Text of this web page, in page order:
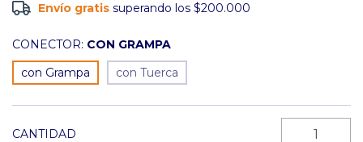
Envío gratis superando los$200.000
CONECTOR: CON GRAMPA
con Grampa
con Tuerca
CANTIDAD